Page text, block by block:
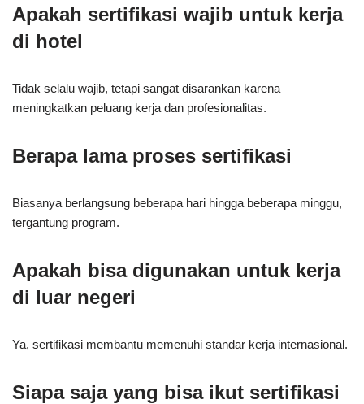
Apakah sertifikasi wajib untuk kerja
di hotel
Tidak selalu wajib, tetapi sangat disarankan karena
meningkatkan peluang kerja dan profesionalitas.
Berapa lama proses sertifikasi
Biasanya berlangsung beberapa hari hingga beberapa minggu,
tergantung program.
Apakah bisa digunakan untuk kerja
di luar negeri
Ya, sertifikasi membantu memenuhi standar kerja internasional.
Siapa saja yang bisa ikut sertifikasi